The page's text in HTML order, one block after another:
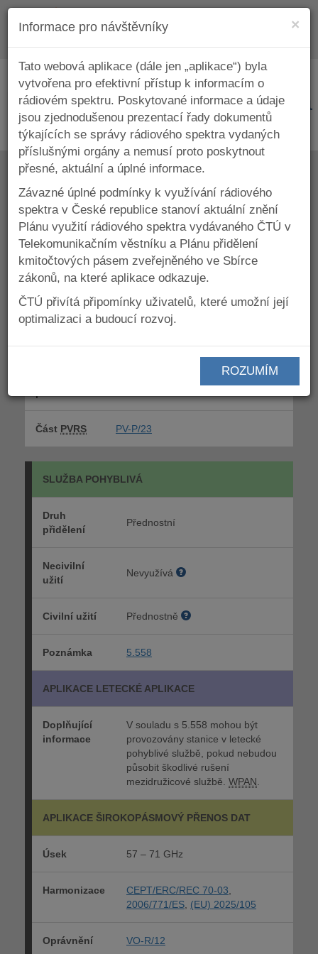
Detail kmitočtového pásma
Pásmo 61 – 62 GHz
Zpět na výsledky filtrování
59,3 – 61 GHz
62 – 64 GHz
Část PVRS PV-P/23
SLUŽBA POHYBLIVÁ
Druh
přidělení
Přednostní
Necivilní
užití
Nevyužívá
Civilní užití Přednostně
Poznámka 5.558
APLIKACE LETECKÉ APLIKACE
Doplňující
informace
V souladu s 5.558 mohou být
provozovány stanice v letecké
pohyblivé službě, pokud nebudou
působit škodlivé rušení
mezidružicové službě. WPAN
APLIKACE ŠIROKOPÁSMOVÝ PŘENOS DAT
Úsek 57 – 71 GHz
Harmonizace CEPT/ERC/REC 70-03
2006/771/ES (EU) 2025/105
Oprávnění VO-R/12
×
Informace pro návštěvníky
Tato webová aplikace (dále jen „aplikace“) byla
vytvořena pro efektivní přístup k informacím o
rádiovém spektru. Poskytované informace a údaje
jsou zjednodušenou prezentací řady dokumentů
týkajících se správy rádiového spektra vydaných
příslušnými orgány a nemusí proto poskytnout
přesné, aktuální a úplné informace.
Závazné úplné podmínky k využívání rádiového
spektra v České republice stanoví aktuální znění
Plánu využití rádiového spektra vydávaného ČTÚ v
Telekomunikačním věstníku a Plánu přidělení
kmitočtových pásem zveřejněného ve Sbírce
zákonů, na které aplikace odkazuje.
ČTÚ přivítá připomínky uživatelů, které umožní její
optimalizaci a budoucí rozvoj.
ROZUMÍM